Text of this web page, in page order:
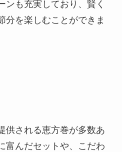
ンも充実しており、賢く
分を楽しむことができま
供される恵方巻が多数あ
富んだセットや、こだわ